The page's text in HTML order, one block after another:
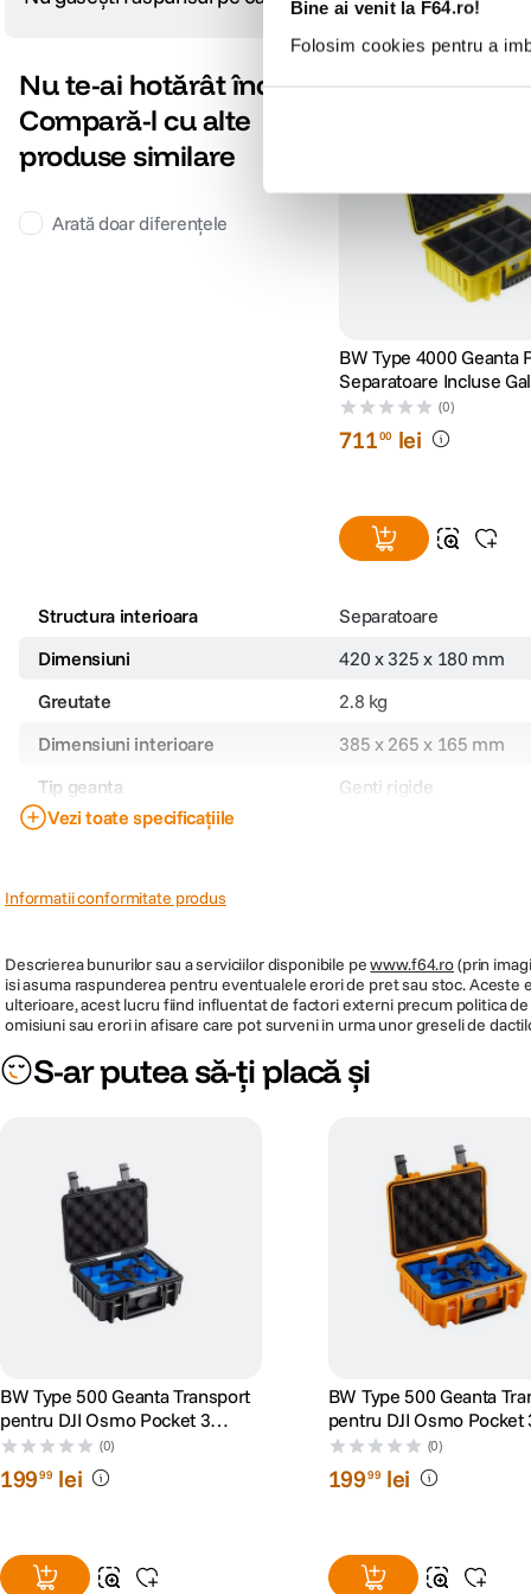
Bine ai venit la F64.ro!
Folosim cookies pentru a
Nu te-ai hotărât încă?
Compară-l cu alte
produse similare
Arată doar diferențele
BW Type 4000 Geanta
Separatoare Incluse
(0)
71100 lei
Structura interioara Separatoare
Dimensiuni
420 x 325 x 180 mm
Greutate
2.8 kg
Dimensiuni interioare
385 x 265 x 165 mm
Tip geanta
Genti rigide
Cod producator
Vezi toate specificațiile
Informatii conformitate produs
Descrierea bunurilor sau a serviciilor disponibile pewww.f64.ro(prin
isi asuma raspunderea pentru eventualele erori de pret sau stoc.
ulterioare, acest lucru fiind influentat de factori externi precum politica
omisiuni sau erori in afisare care pot surveni in urma unor greseli de
S-ar putea să-ți placă și
BW Type 500 Geanta Transport
pentru DJI Osmo Pocket 3
Creator Combo Negru
(0)
19999 lei
BW Type 500 Geanta
pentru DJI Osmo Pocket
Creator Combo Portocaliu
(0)
19999 lei